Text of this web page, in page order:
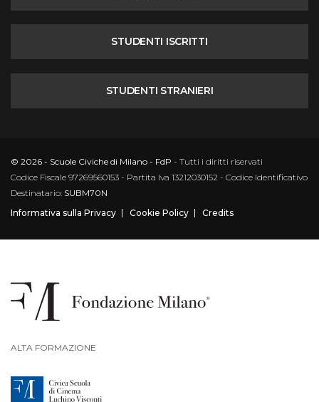
STUDENTI ISCRITTI
STUDENTI STRANIERI
© 2026 - Scuole Civiche di Milano - FdP - Tutti i diritti riservati
Codice Fiscale 97269560153 - Partita Iva 13212030152 - Codice Identificativo
Destinatario: SUBM70N
Informativa sulla Privacy
Cookie Policy Credits
ALTA FORMAZIONE